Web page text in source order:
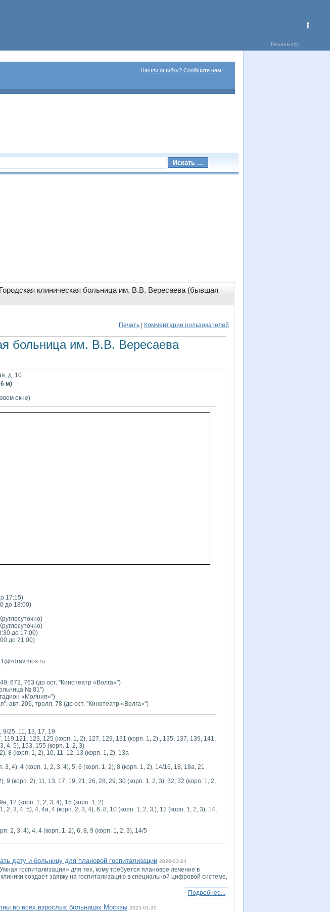
Нашли ошибку? Сообщите нам!
клиническая больница им. В.В. Вересаева (бывшая
Печать Комментарии пользователей
больница им. В.В. Вересаева
д. 10
м)
окне)
17:15)
до 18:00)
до 17:00)
до 21:00)
672, 763 (до ост. "Кинотеатр «Волга»")
№ 81")
«Молния»")
авт. 206, тролл. 78 (до ост. "Кинотеатр «Волга»")
9/25, 11, 13, 17, 19
119,121, 123, 125 (корп. 1, 2), 127, 129, 131 (корп. 1, 2) , 135, 137, 139, 141,
4, 5), 153, 155 (корп. 1, 2, 3)
8 (корп. 1, 2), 10, 11, 12, 13 (корп. 1, 2), 13а
3, 4), 4 (корп. 1, 2, 3, 4), 5, 6 (корп. 1, 2), 8 (корп. 1, 2), 14/16, 18, 18а, 21
9 (корп. 2), 11, 13, 17, 19, 21, 26, 28, 29, 30 (корп. 1, 2, 3), 32, 32 (корп. 1, 2,
12 (корп. 1, 2, 3, 4), 15 (корп. 1, 2)
2, 3, 4, 5), 4, 4а, 4 (корп. 2, 3, 4), 6, 8, 10 (корп. 1, 2, 3,), 12 (корп. 1, 2, 3), 14,
2, 3, 4), 4, 4 (корп. 1, 2), 6, 8, 9 (корп. 1, 2, 3), 14/5
дату и больницу для плановой госпитализации 2026-03-24
госпитализация» для тех, кому требуется плановое лечение в
создает заявку на госпитализацию в специальной цифровой системе,
Подробнее...
во всех взрослых больницах Москвы 2025-01-30